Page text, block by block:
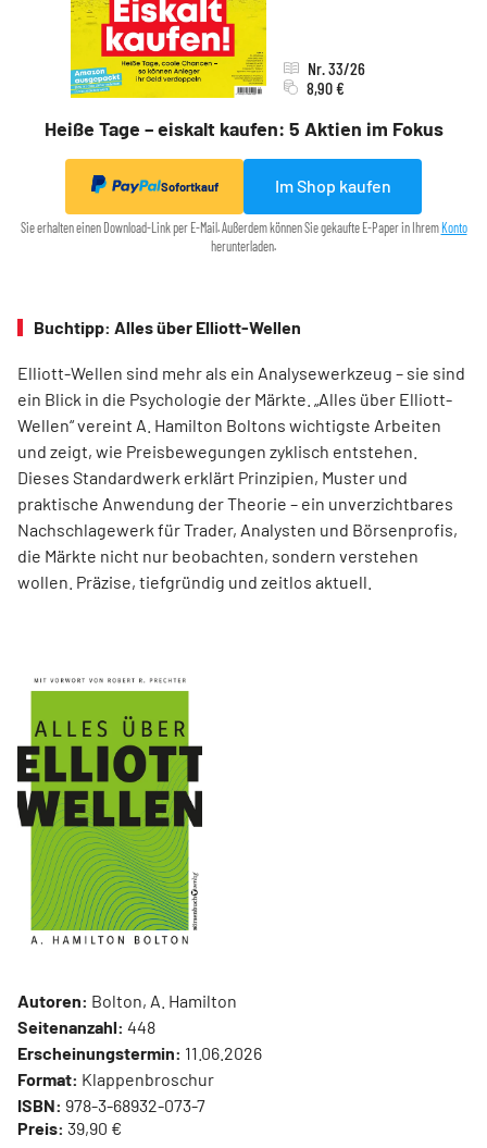
Heiße Tage – eiskalt kaufen: 5 Aktien im Fokus
Nr. 33/26
8,90 €
Sofortkauf Im Shop kaufen
Sie erhalten einen Download-Link per E-Mail. Außerdem können Sie gekaufte E-Paper in IhremKonto
herunterladen.
Buchtipp: Alles über Elliott-Wellen
Elliott-Wellen sind mehr als ein Analysewerkzeug – sie sind
ein Blick in die Psychologie der Märkte. „Alles über Elliott-
Wellen“ vereint A. Hamilton Boltons wichtigste Arbeiten
und zeigt, wie Preisbewegungen zyklisch entstehen.
Dieses Standardwerk erklärt Prinzipien, Muster und
praktische Anwendung der Theorie – ein unverzichtbares
Nachschlagewerk für Trader, Analysten und Börsenprofis,
die Märkte nicht nur beobachten, sondern verstehen
wollen. Präzise, tiefgründig und zeitlos aktuell.
Autoren: Bolton, A. Hamilton
Seitenanzahl: 448
Erscheinungstermin: 11.06.2026
Format: Klappenbroschur
ISBN: 978-3-68932-073-7
Preis: 39,90 €